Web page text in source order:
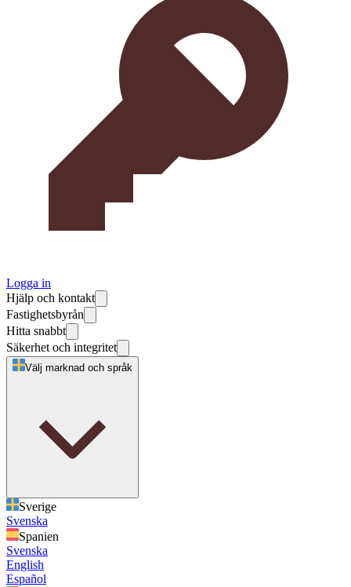
Logga in
Hjälp och kontakt
Fastighetsbyrån
Hitta snabbt
Säkerhet och integritet
Välj marknad och språk
Sverige
Svenska
Spanien
Svenska
English
Español